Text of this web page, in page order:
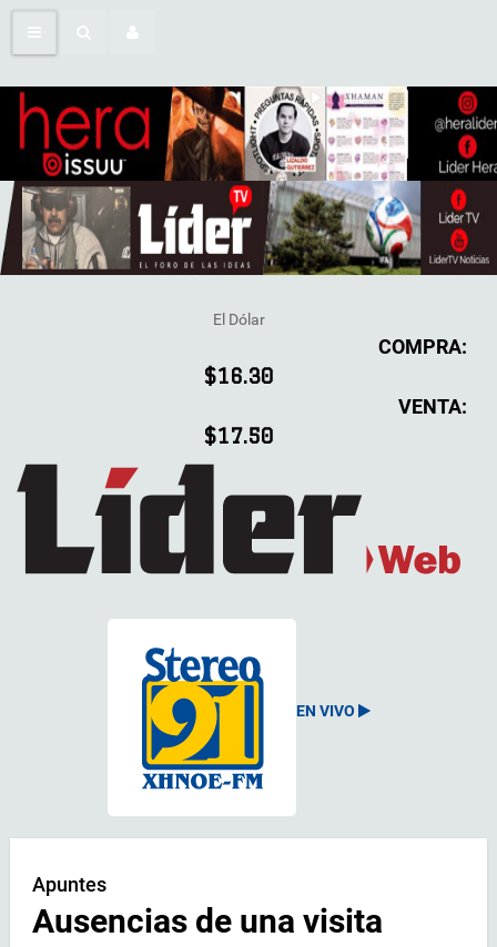
El Dólar
COMPRA:
$16.30
VENTA:
$17.50
EN VIVO
Apuntes
Ausencias de una visita